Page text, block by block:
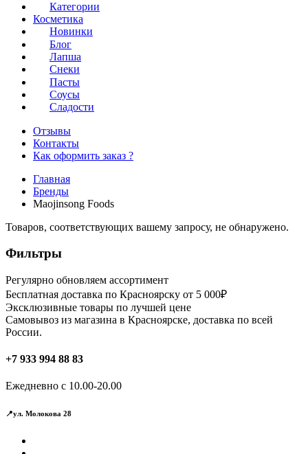
Категории
Косметика
Новинки
Блог
Лапша
Снеки
Пасты
Соусы
Сладости
Отзывы
Контакты
Как оформить заказ ?
Главная
Бренды
Maojinsong Foods
Товаров, соответствующих вашему запросу, не обнаружено.
Фильтры
Регулярно обновляем ассортимент
Бесплатная доставка по Красноярску от 5 000₽
Эксклюзивные товары по лучшей цене
Самовывоз из магазина в Красноярске, доставка по всей
России.
+7 933 994 88 83
Ежедневно с 10.00-20.00
📍ул. Молокова 28